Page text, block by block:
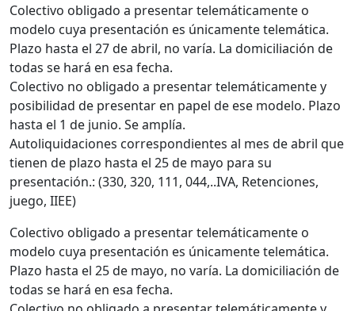
Colectivo obligado a presentar telemáticamente o
modelo cuya presentación es únicamente telemática.
Plazo hasta el 27 de abril, no varía. La domiciliación de
todas se hará en esa fecha.
Colectivo no obligado a presentar telemáticamente y
posibilidad de presentar en papel de ese modelo. Plazo
hasta el 1 de junio. Se amplía.
Autoliquidaciones correspondientes al mes de abril que
tienen de plazo hasta el 25 de mayo para su
presentación.: (330, 320, 111, 044,..IVA, Retenciones,
juego, IIEE)
Colectivo obligado a presentar telemáticamente o
modelo cuya presentación es únicamente telemática.
Plazo hasta el 25 de mayo, no varía. La domiciliación de
todas se hará en esa fecha.